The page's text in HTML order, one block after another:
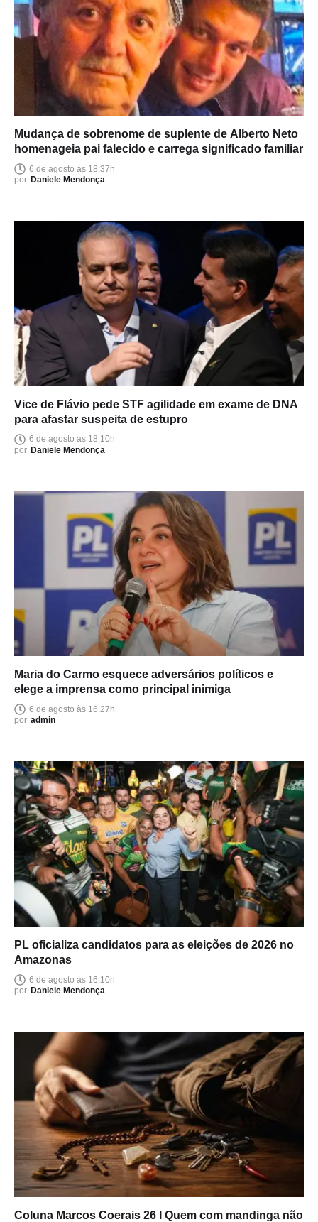
Mudança de sobrenome de suplente de Alberto Neto
homenageia pai falecido e carrega significado familiar
6 de agosto às 18:37h
por Daniele Mendonça
Vice de Flávio pede STF agilidade em exame de DNA
para afastar suspeita de estupro
6 de agosto às 18:10h
por Daniele Mendonça
Maria do Carmo esquece adversários políticos e
elege a imprensa como principal inimiga
6 de agosto às 16:27h
por admin
PL oficializa candidatos para as eleições de 2026 no
Amazonas
6 de agosto às 16:10h
por Daniele Mendonça
Coluna Marcos Coerais 26 I Quem com mandinga não